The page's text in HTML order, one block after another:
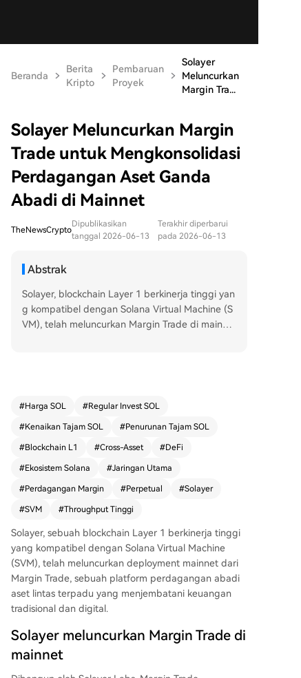
Beranda
Berita
Kripto
Pembaruan
Proyek
Solayer
Meluncurkan
Margin Tra...
Solayer Meluncurkan Margin
Trade untuk Mengkonsolidasi
Perdagangan Aset Ganda
Abadi di Mainnet
TheNewsCrypto
Dipublikasikan
tanggal 2026-06-13
Terakhir diperbarui
pada 2026-06-13
Abstrak
Solayer, blockchain Layer 1 berkinerja tinggi yan
g kompatibel dengan Solana Virtual Machine (S
VM), telah meluncurkan Margin Trade di mainne
s (seperti indeks MT500) dalam satu lingkungan
trader berpengalaman, Margin Trade menawark
an perdagangan cross-margin, eksekusi real-ti
model kolateralisasi terpadu. Platform ini memp
ertahankan transparansi dan kepemilikan non-c
ustodial khas DeFi, dengan semua transaksi disel
erkenalkan perdagangan perpetual untuk aset
$PRL (Pearl Research). Kedepannya, platform b
erencana menambah daftar aset dan fitur marg
in terisolasi. Didukung oleh protokol Solayer yan
g berkecepatan tinggi, Margin Trade bertujuan
menyatukan pasar modal tradisional dan kripto
di atas blockchain.
#Harga SOL #Regular Invest SOL
#Kenaikan Tajam SOL #Penurunan Tajam SOL
#Blockchain L1 #Cross-Asset #DeFi
#Ekosistem Solana #Jaringan Utama
#Perdagangan Margin #Perpetual #Solayer
#SVM #Throughput Tinggi
Solayer, sebuah blockchain Layer 1 berkinerja tinggi
yang kompatibel dengan Solana Virtual Machine
(SVM), telah meluncurkan deployment mainnet dari
Margin Trade, sebuah platform perdagangan abadi
aset lintas terpadu yang menjembatani keuangan
tradisional dan digital.
Solayer meluncurkan Margin Trade di
mainnet